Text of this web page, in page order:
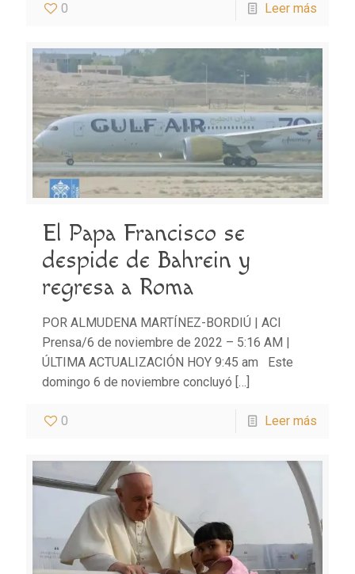
0 Leer más
El Papa Francisco se
despide de Bahrein y
regresa a Roma
POR ALMUDENA MARTÍNEZ-BORDIÚ | ACI
Prensa/6 de noviembre de 2022 – 5:16 AM |
ÚLTIMA ACTUALIZACIÓN HOY 9:45 am Este
domingo 6 de noviembre concluyó […]
0 Leer más